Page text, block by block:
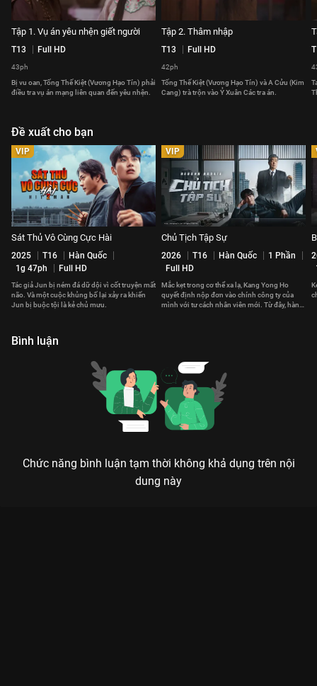
Tập 1. Vụ án yêu nhện giết người
T13 Full HD
43ph
Bị vu oan, Tống Thế Kiệt (Vương Hạo Tín) phải
điều tra vụ án mạng liên quan đến yêu nhện.
Tập 2. Thâm nhập
T13 Full HD
42ph
Tống Thế Kiệt (Vương Hạo Tín) và A Cửu (Kim
Cang) trà trộn vào Ỷ Xuân Các tra án.
Đề xuất cho bạn
VIP
Sát Thủ Vô Cùng Cực Hài
2025 T16
Hàn Quốc
1g 47ph
Full HD
Tác giả Jun bị ném đá dữ dội vì cốt truyện mất
não. Và một cuộc khủng bố lại xảy ra khiến
Jun bị buộc tội là kẻ chủ mưu.
VIP
Chủ Tịch Tập Sự
2026 T16 Hàn Quốc
1 Phần
Full HD
Mắc kẹt trong cơ thể xa lạ, Kang Yong Ho
quyết định nộp đơn vào chính công ty của
mình với tư cách nhân viên mới. Từ đây, hành
Bình luận
Chức năng bình luận tạm thời không khả dụng trên nội
dung này